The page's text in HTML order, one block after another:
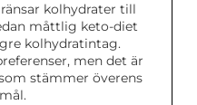
kolhydrater till
måttlig keto-diet
kolhydratintag.
men det är
stämmer överens